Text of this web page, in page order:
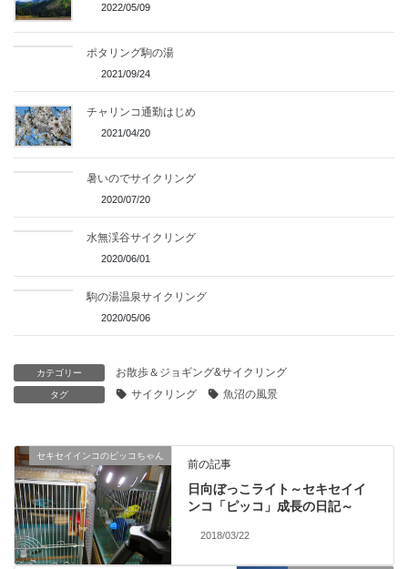
2022/05/09
ポタリング駒の湯
2021/09/24
チャリンコ通勤はじめ
2021/04/20
暑いのでサイクリング
2020/07/20
水無渓谷サイクリング
2020/06/01
駒の湯温泉サイクリング
2020/05/06
カテゴリー お散歩＆ジョギング&サイクリング
タグ サイクリング 魚沼の風景
セキセイインコのピッコちゃん
前の記事
日向ぼっこライト～セキセイイ
ンコ「ピッコ」成長の日記～
2018/03/22